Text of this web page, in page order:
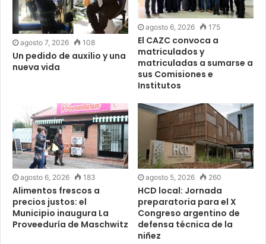
agosto 7, 2026 108
Un pedido de auxilio y una
nueva vida
agosto 6, 2026 175
El CAZC convoca a
matriculados y
matriculadas a sumarse a
sus Comisiones e
Institutos
agosto 6, 2026 183
Alimentos frescos a
precios justos: el
Municipio inaugura La
Proveeduría de Maschwitz
agosto 5, 2026 260
HCD local: Jornada
preparatoria para el X
Congreso argentino de
defensa técnica de la
niñez